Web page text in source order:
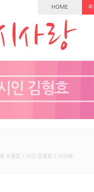
HOME
인 김형효
작품집 < 시인 김형효 < HOME